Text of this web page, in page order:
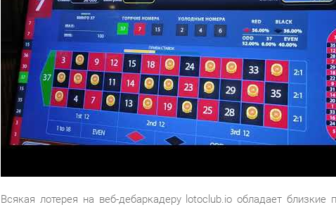
Всякая лотерея на веб-дебаркадеру lotoclub.io обладает близкие